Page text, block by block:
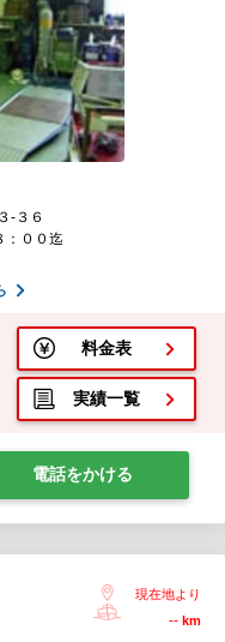
-３６
：００迄
料金表
実績一覧
電話をかける
現在地より
-- km